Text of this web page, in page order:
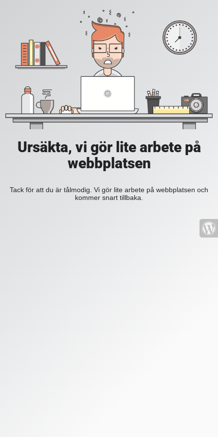
Ursäkta, vi gör lite arbete på
webbplatsen
Tack för att du är tålmodig. Vi gör lite arbete på webbplatsen och
kommer snart tillbaka.